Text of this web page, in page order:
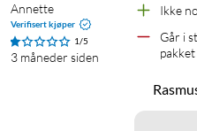
Annette
Verifisert kjøper
1/5
3 måneder siden
Ikke
Går i